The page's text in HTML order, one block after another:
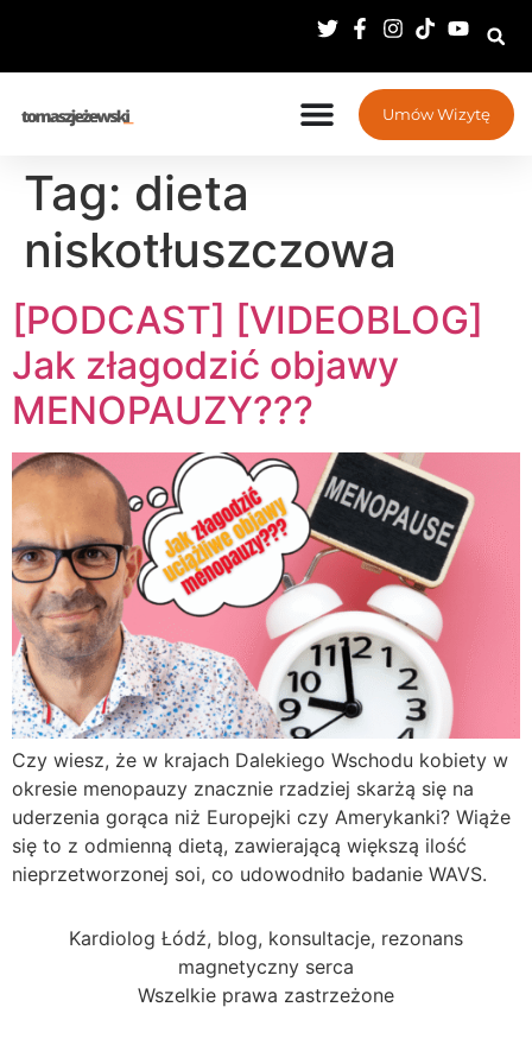
Umów Wizytę
Tag: dieta
niskotłuszczowa
[PODCAST] [VIDEOBLOG]
Jak złagodzić objawy
MENOPAUZY???
Czy wiesz, że w krajach Dalekiego Wschodu kobiety w
okresie menopauzy znacznie rzadziej skarżą się na
uderzenia gorąca niż Europejki czy Amerykanki? Wiąże
się to z odmienną dietą, zawierającą większą ilość
nieprzetworzonej soi, co udowodniło badanie WAVS.
Kardiolog Łódź, blog, konsultacje, rezonans
magnetyczny serca
Wszelkie prawa zastrzeżone